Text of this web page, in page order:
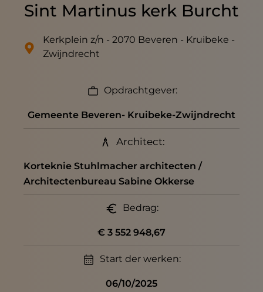
Sint Martinus kerk Burcht
Kerkplein z/n - 2070 Beveren - Kruibeke -
Zwijndrecht
Opdrachtgever:
Gemeente Beveren- Kruibeke-Zwijndrecht
Architect:
Korteknie Stuhlmacher architecten /
Architectenbureau Sabine Okkerse
Bedrag:
€ 3 552 948,67
Start der werken:
06/10/2025